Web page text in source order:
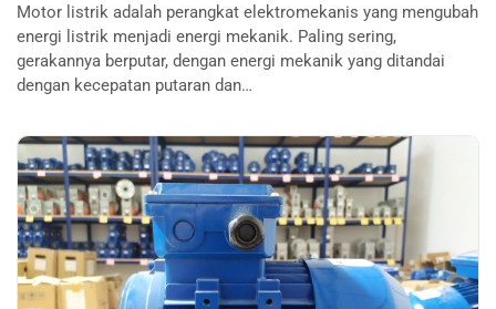
Memilih
Motor
listrik
yang
&
Benar…
Motor listrik adalah perangkat elektromekanis yang mengubah
energi listrik menjadi energi mekanik. Paling sering,
gerakannya berputar, dengan energi mekanik yang ditandai
dengan kecepatan putaran dan…